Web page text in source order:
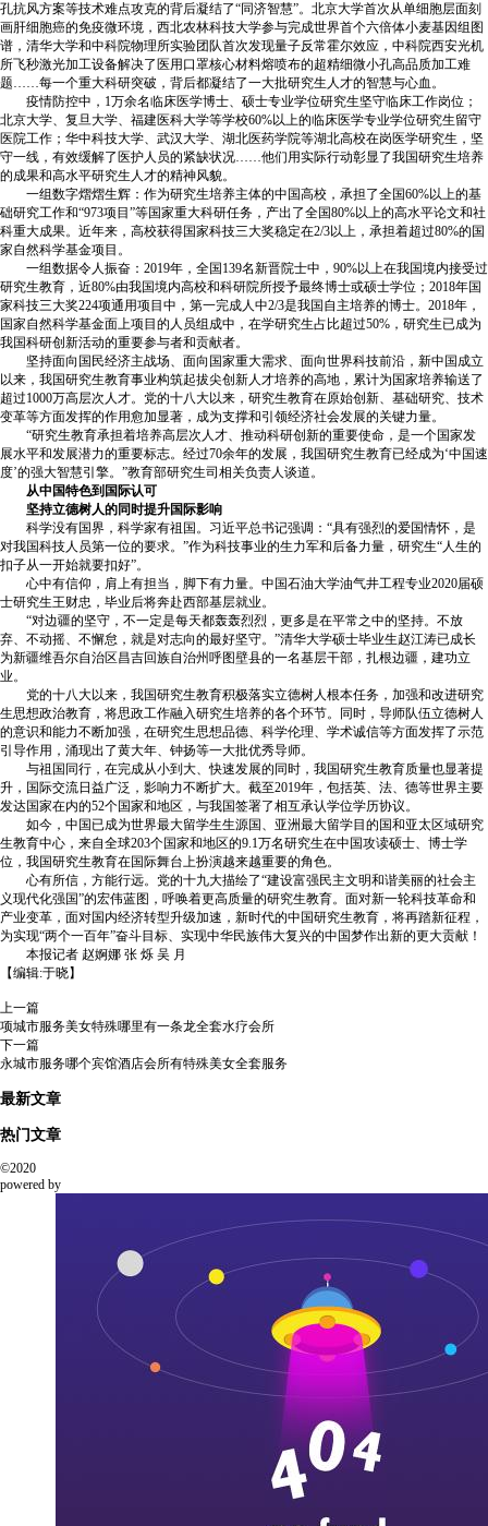
孔抗风方案等技术难点攻克的背后凝结了“同济智慧”。北京大学首次从单细胞层面刻
画肝细胞癌的免疫微环境，西北农林科技大学参与完成世界首个六倍体小麦基因组图
谱，清华大学和中科院物理所实验团队首次发现量子反常霍尔效应，中科院西安光机
所飞秒激光加工设备解决了医用口罩核心材料熔喷布的超精细微小孔高品质加工难
题……每一个重大科研突破，背后都凝结了一大批研究生人才的智慧与心血。
疫情防控中，1万余名临床医学博士、硕士专业学位研究生坚守临床工作岗位；
北京大学、复旦大学、福建医科大学等学校60%以上的临床医学专业学位研究生留守
医院工作；华中科技大学、武汉大学、湖北医药学院等湖北高校在岗医学研究生，坚
守一线，有效缓解了医护人员的紧缺状况……他们用实际行动彰显了我国研究生培养
的成果和高水平研究生人才的精神风貌。
一组数字熠熠生辉：作为研究生培养主体的中国高校，承担了全国60%以上的基
础研究工作和“973项目”等国家重大科研任务，产出了全国80%以上的高水平论文和社
科重大成果。近年来，高校获得国家科技三大奖稳定在2/3以上，承担着超过80%的国
家自然科学基金项目。
一组数据令人振奋：2019年，全国139名新晋院士中，90%以上在我国境内接受过
研究生教育，近80%由我国境内高校和科研院所授予最终博士或硕士学位；2018年国
家科技三大奖224项通用项目中，第一完成人中2/3是我国自主培养的博士。2018年，
国家自然科学基金面上项目的人员组成中，在学研究生占比超过50%，研究生已成为
我国科研创新活动的重要参与者和贡献者。
坚持面向国民经济主战场、面向国家重大需求、面向世界科技前沿，新中国成立
以来，我国研究生教育事业构筑起拔尖创新人才培养的高地，累计为国家培养输送了
超过1000万高层次人才。党的十八大以来，研究生教育在原始创新、基础研究、技术
变革等方面发挥的作用愈加显著，成为支撑和引领经济社会发展的关键力量。
“研究生教育承担着培养高层次人才、推动科研创新的重要使命，是一个国家发
展水平和发展潜力的重要标志。经过70余年的发展，我国研究生教育已经成为‘中国速
度’的强大智慧引擎。”教育部研究生司相关负责人谈道。
从中国特色到国际认可
坚持立德树人的同时提升国际影响
科学没有国界，科学家有祖国。习近平总书记强调：“具有强烈的爱国情怀，是
对我国科技人员第一位的要求。”作为科技事业的生力军和后备力量，研究生“人生的
扣子从一开始就要扣好”。
心中有信仰，肩上有担当，脚下有力量。中国石油大学油气井工程专业2020届硕
士研究生王财忠，毕业后将奔赴西部基层就业。
“对边疆的坚守，不一定是每天都轰轰烈烈，更多是在平常之中的坚持。不放
弃、不动摇、不懈怠，就是对志向的最好坚守。”清华大学硕士毕业生赵江涛已成长
为新疆维吾尔自治区昌吉回族自治州呼图壁县的一名基层干部，扎根边疆，建功立
业。
党的十八大以来，我国研究生教育积极落实立德树人根本任务，加强和改进研究
生思想政治教育，将思政工作融入研究生培养的各个环节。同时，导师队伍立德树人
的意识和能力不断加强，在研究生思想品德、科学伦理、学术诚信等方面发挥了示范
引导作用，涌现出了黄大年、钟扬等一大批优秀导师。
与祖国同行，在完成从小到大、快速发展的同时，我国研究生教育质量也显著提
升，国际交流日益广泛，影响力不断扩大。截至2019年，包括英、法、德等世界主要
发达国家在内的52个国家和地区，与我国签署了相互承认学位学历协议。
如今，中国已成为世界最大留学生生源国、亚洲最大留学目的国和亚太区域研究
生教育中心，来自全球203个国家和地区的9.1万名研究生在中国攻读硕士、博士学
位，我国研究生教育在国际舞台上扮演越来越重要的角色。
心有所信，方能行远。党的十九大描绘了“建设富强民主文明和谐美丽的社会主
义现代化强国”的宏伟蓝图，呼唤着更高质量的研究生教育。面对新一轮科技革命和
产业变革，面对国内经济转型升级加速，新时代的中国研究生教育，将再踏新征程，
为实现“两个一百年”奋斗目标、实现中华民族伟大复兴的中国梦作出新的更大贡献！
本报记者 赵婀娜 张 烁 吴 月
【编辑:于晓】
上一篇
项城市服务美女特殊哪里有一条龙全套水疗会所
下一篇
永城市服务哪个宾馆酒店会所有特殊美女全套服务
最新文章
热门文章
©2020
powered by